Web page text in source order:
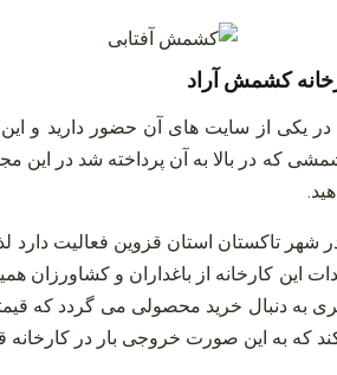
کشمش آراد
یکی از سایت‌ های آن حضور دارید و
که در بالا به آن پرداخته شد در
شهر تاکستان استان قزوین فعالیت
این کارخانه از باغداران و
به دنبال خرید محصولی می‌ گردد که
که به این صورت خروجی بار در